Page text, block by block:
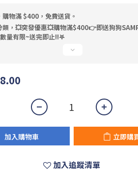
購物滿 $400，免費送貨。
類，💥突發優惠💥購物滿$400👉即送狗狗
量有限~送完即止!!𖤐
加入購物車 立即購
加入追蹤清單